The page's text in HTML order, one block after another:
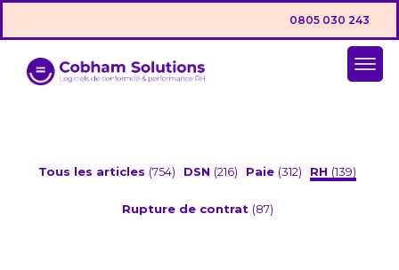
0805 030 243
Tous les articles (754) DSN (216) Paie (312) RH (139)
Rupture de contrat (87)